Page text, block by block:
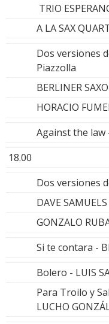
TRIO
A LA SAX
Dos versiones
Piazzolla
BERLINER
HORACIO
Against the law
18.00
Dos versiones
DAVE SAMUELS
GONZALO
Si te contara -
Bolero - LUIS
Para Troilo y
LUCHO